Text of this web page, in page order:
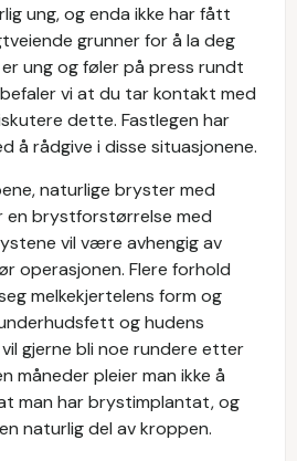
ung, og enda ikke har fått
grunner for å la deg
ung og føler på press rundt
vi at du tar kontakt med
dette. Fastlegen har
å rådgive i disse situasjonene.
naturlige bryster med
en brystforstørrelse med
vil være avhengig av
operasjonen. Flere forhold
melkekjertelens form og
og hudens
gjerne bli noe rundere etter
måneder pleier man ikke å
man har brystimplantat, og
naturlig del av kroppen.